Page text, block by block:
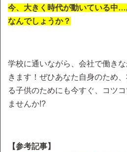
今、大きく時代が動いている中
なんでしょうか？
学校に通いながら、会社で働き
きます！ぜひあなた自身のため
る子供のためにも今すぐ、コツ
ませんか!?
【参考記事】